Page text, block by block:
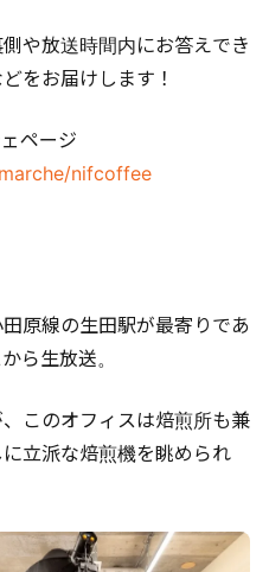
や放送時間内にお答えでき
をお届けします！
ページ
nifcoffee
原線の生田駅が最寄りであ
ら生放送。
このオフィスは焙煎所も兼
立派な焙煎機を眺められ